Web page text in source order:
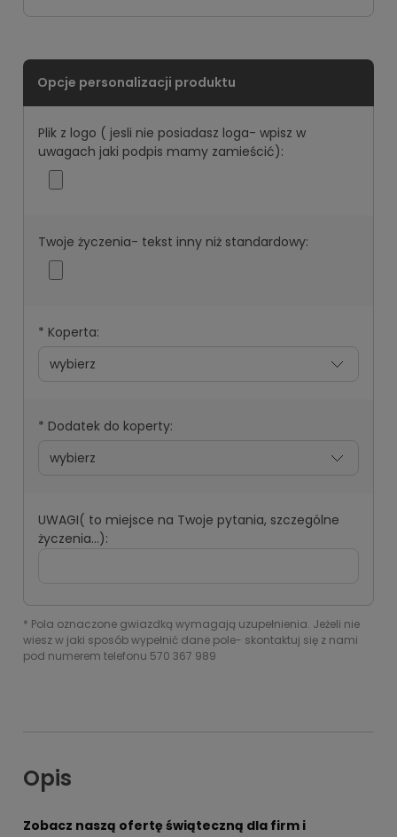
Plik z logo ( jesli nie posiadasz loga- wpisz w
uwagach jaki podpis mamy zamieścić):
Twoje życzenia- tekst inny niż standardowy:
* Koperta:
* Dodatek do koperty:
UWAGI( to miejsce na Twoje pytania, szczególne
życzenia...):
* Pola oznaczone gwiazdką wymagają uzupełnienia. Jeżeli nie
wiesz w jaki sposób wypełnić dane pole- skontaktuj się z nami
pod numerem telefonu 570 367 989
Opis
Zobacz naszą ofertę świąteczną dla firm i